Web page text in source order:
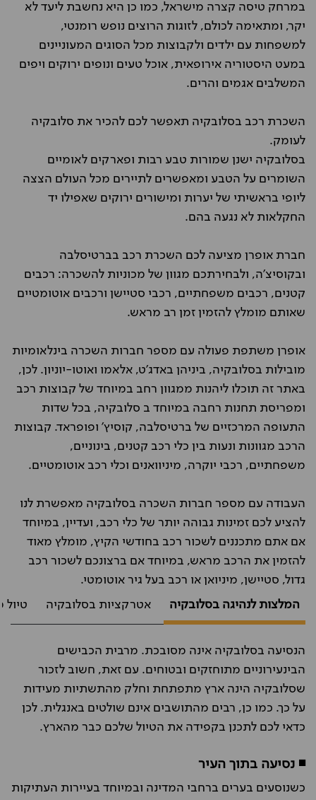
במרחק טיסה קצרה מישראל, כמו כן היא נחשבת ליעד לא
יקר, ומתאימה לכולם, לזוגות הרוצים נופש רומנטי,
למשפחות עם ילדים ולקבוצות מכל הסוגים המעוניינים
במעט היסטוריה אירופאית, אוכל טעים ונופים ירוקים ויפים
המשלבים אגמים והרים.
השכרת רכב בסלובקיה תאפשר לכם להכיר את סלובקיה
לעומק.
בסלובקיה ישנן שמורות טבע רבות ופארקים לאומיים
השומרים על הטבע ומאפשרים לתיירים מכל העולם הצצה
ליופי בראשיתי של יערות ומישורים ירוקים שאפילו יד
החקלאות לא נגעה בהם.
חברת אופרן מציעה לכם השכרת רכב בברטיסלבה
ובקוסיצ'ה, ולבחירתכם מגוון של מכוניות להשכרה: רכבים
קטנים, רכבים משפחתיים, רכבי סטיישן ורכבים אוטומטיים
שאותם מומלץ להזמין זמן רב מראש.
אופרן משתפת פעולה עם מספר חברות השכרה בינלאומיות
מובילות בסלובקיה, ביניהן באדג'ט, אלאמו ואוטו-יוניון. לכן,
באתר זה תוכלו ליהנות ממגוון רחב במיוחד של קבוצות רכב
ומפריסת תחנות רחבה במיוחד ב סלובקיה, בכל שדות
התעופה המרכזיים של ברטיסלבה, קוסיץ' ופופראד. קבוצות
הרכב מגוונות ונעות בין כלי רכב קטנים, בינוניים,
משפחתיים, רכבי יוקרה, מיניוואנים וכלי רכב אוטומטיים.
העבודה עם מספר חברות השכרה בסלובקיה מאפשרת לנו
להציע לכם זמינות גבוהה יותר של כלי רכב, ועדיין, במיוחד
אם אתם מתכננים לשכור רכב בחודשי הקיץ, מומלץ מאוד
להזמין את הרכב מראש, במיוחד אם ברצונכם לשכור רכב
גדול, סטיישן, מיניואן או רכב בעל גיר אוטומטי.
המלצות לנהיגה בסלובקיה
אטרקציות בסלובקיה טיול
הנסיעה בסלובקיה אינה מסובכת. מרבית הכבישים
הבינעירוניים מתוחזקים ובטוחים. עם זאת, חשוב לזכור
שסלובקיה הינה ארץ מתפתחת וחלק מהתשתיות מעידות
על כך. כמו כן, רבים מהתושבים אינם שולטים באנגלית. לכן
כדאי לכם לתכנן בקפידה את הטיול שלכם כבר מהארץ.
◾ נסיעה בתוך העיר
כשנוסעים בערים ברחבי המדינה ובמיוחד בעיירות העתיקות